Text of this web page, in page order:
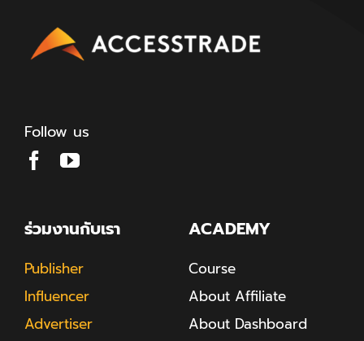
Follow us
ร่วมงานกับเรา
Publisher
Influencer
Advertiser
ACADEMY
Course
About Affiliate
About Dashboard